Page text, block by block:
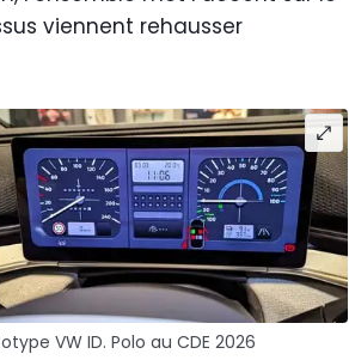
viennent rehausser
VW ID. Polo au CDE 2026